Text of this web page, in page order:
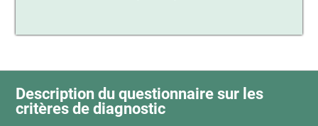
Description du questionnaire sur les
critères de diagnostic